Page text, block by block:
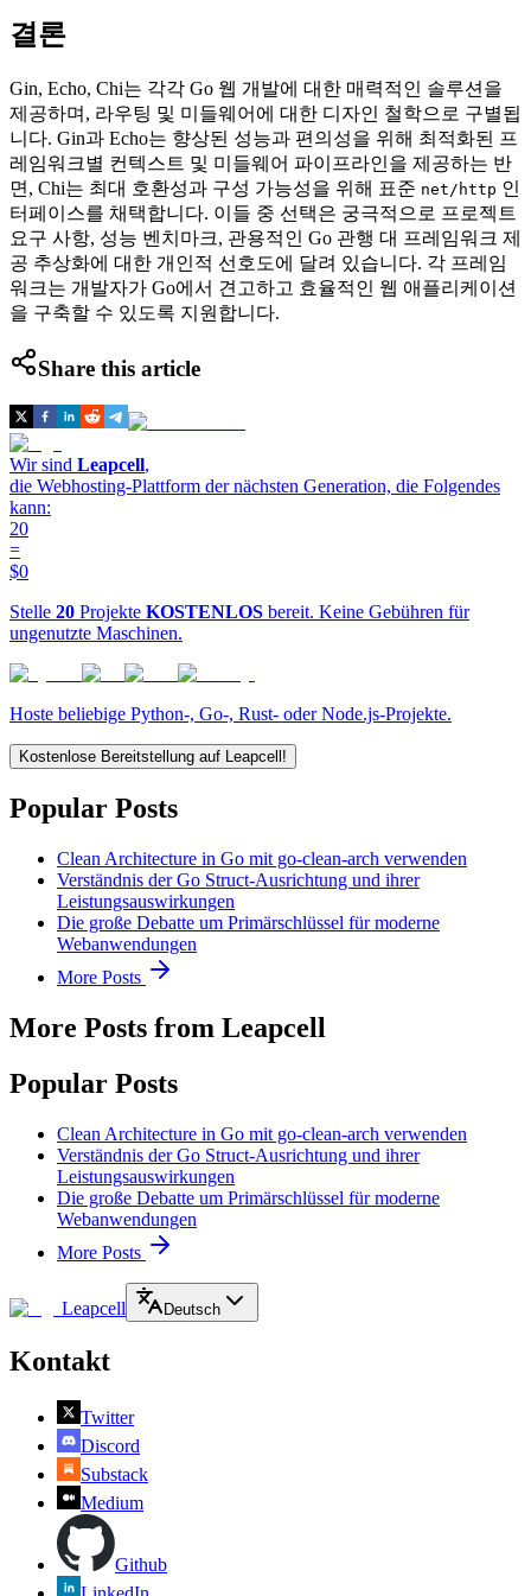
결론
Gin, Echo, Chi는 각각 Go 웹 개발에 대한 매력적인 솔루션을
제공하며, 라우팅 및 미들웨어에 대한 디자인 철학으로 구별됩
니다. Gin과 Echo는 향상된 성능과 편의성을 위해 최적화된 프
레임워크별 컨텍스트 및 미들웨어 파이프라인을 제공하는 반
면, Chi는 최대 호환성과 구성 가능성을 위해 표준 net/http 인
터페이스를 채택합니다. 이들 중 선택은 궁극적으로 프로젝트
요구 사항, 성능 벤치마크, 관용적인 Go 관행 대 프레임워크 제
공 추상화에 대한 개인적 선호도에 달려 있습니다. 각 프레임
워크는 개발자가 Go에서 견고하고 효율적인 웹 애플리케이션
을 구축할 수 있도록 지원합니다.
Share this article
Wir sind Leapcell,
die Webhosting-Plattform der nächsten Generation, die Folgendes
kann:
20
=
$0
Stelle 20 Projekte KOSTENLOS bereit. Keine Gebühren für
ungenutzte Maschinen.
Hoste beliebige Python-, Go-, Rust- oder Node.js-Projekte.
Kostenlose Bereitstellung auf Leapcell!
Popular Posts
Clean Architecture in Go mit go-clean-arch verwenden
Verständnis der Go Struct-Ausrichtung und ihrer
Leistungsauswirkungen
Die große Debatte um Primärschlüssel für moderne
Webanwendungen
More Posts
More Posts from Leapcell
Popular Posts
Clean Architecture in Go mit go-clean-arch verwenden
Verständnis der Go Struct-Ausrichtung und ihrer
Leistungsauswirkungen
Die große Debatte um Primärschlüssel für moderne
Webanwendungen
More Posts
Leapcell Deutsch
Kontakt
Twitter
Discord
Substack
Medium
Github